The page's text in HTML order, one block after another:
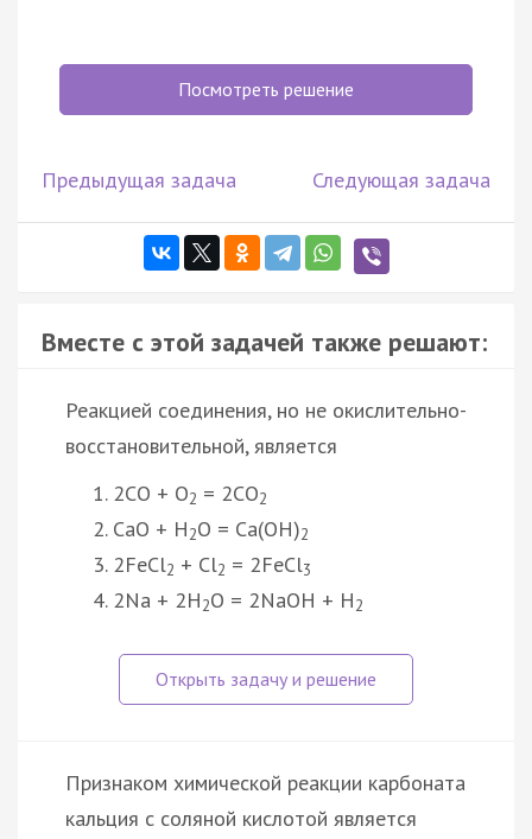
Посмотреть решение
Предыдущая задача Следующая задача
Вместе с этой задачей также решают:
Реакцией соединения, но не окислительно-
восстановительной, является
2CO + O2 = 2CO2
CaO + H2O = Ca(OH)2
2FeCl2 + Cl2 = 2FeCl3
2Na + 2H2O = 2NaOH + H2
Признаком химической реакции карбоната
кальция с соляной кислотой является